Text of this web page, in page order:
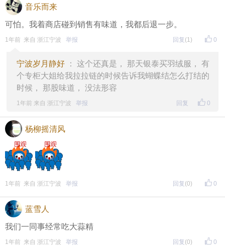
音乐而来
可怕。我着商店碰到销售有味道，我都后退一步。
0
1年前 来自 浙江宁波 举报 回复 (1)
宁波岁月静好 ： 这个还真是， 那天银泰买羽绒服， 有
个专柜大姐给我拉拉链的时候告诉我蝴蝶结怎么打结的
时候， 那股味道， 没法形容
0
1年前 来自 浙江宁波 举报 回复
杨柳摇清风
0
1年前 来自 浙江宁波 举报 回复 (0)
蓝雪人
我们一同事经常吃大蒜精
0
1年前 来自 浙江宁波 举报 回复 (0)